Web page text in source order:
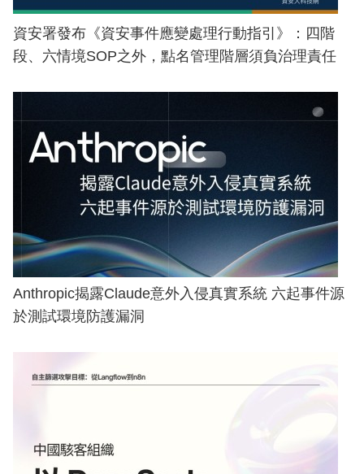
資安署發布《資安事件應變處理行動指引》：四階
段、六情境SOP之外，點名管理階層須負治理責任
Anthropic揭露Claude意外入侵真實系統 六起事件源
於測試環境防護漏洞